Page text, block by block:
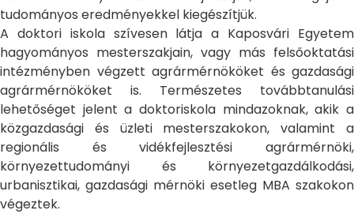
tudományos eredményekkel kiegészítjük.
A doktori iskola szívesen látja a Kaposvári Egyetem
hagyományos mesterszakjain, vagy más felsőoktatási
intézményben végzett agrármérnököket és gazdasági
agrármérnököket is. Természetes továbbtanulási
lehetőséget jelent a doktoriskola mindazoknak, akik a
közgazdasági és üzleti mesterszakokon, valamint a
regionális és vidékfejlesztési agrármérnöki,
környezettudományi és környezetgazdálkodási,
urbanisztikai, gazdasági mérnöki esetleg MBA szakokon
végeztek.